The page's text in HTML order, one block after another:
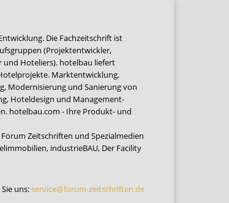
Die Fachzeitschrift ist
(Projektentwickler,
und Hoteliers). hotelbau liefert
Marktentwicklung,
Modernisierung und Sanierung von
Hoteldesign und Management-
hotelbau.com - Ihre Produkt- und
Zeitschriften und Spezialmedien
, industrieBAU, Der Facility
uns:service@forum-zeitschriften.de